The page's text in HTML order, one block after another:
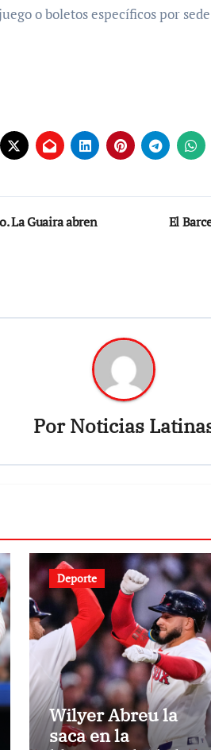
o boletos específicos por
La Guaira abren
El
PorNoticias
Deporte
Wilyer Abreu la
saca en la